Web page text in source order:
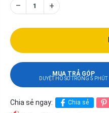
– +
MUA TRẢ GÓP
DUYỆT HỒ SƠ TRONG 5 PHÚT
Chia sẻ ngay: Chia sẻ